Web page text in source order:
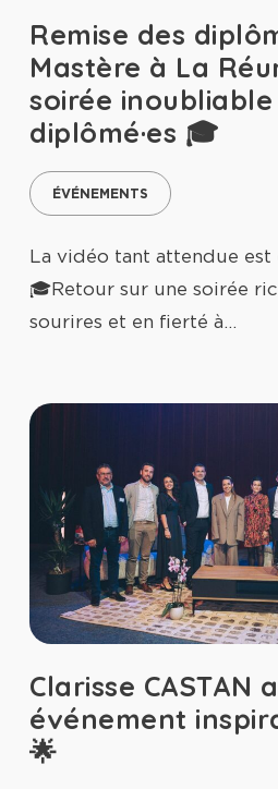
Remise des
Mastère à La
soirée
diplômé·es 🎓
ÉVÉNEMENTS
La vidéo tant attendue
🎓Retour sur une soirée
sourires et en fierté à…
Clarisse CASTAN
événement
🌟